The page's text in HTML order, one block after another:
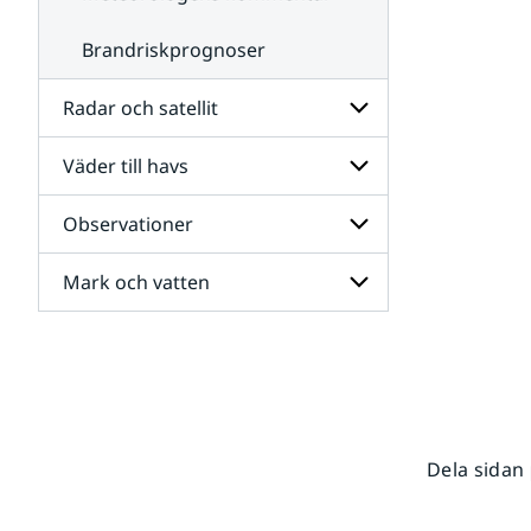
Brandriskprognoser
Radar och satellit
Undersidor
för
Radar
och
satellit
Väder till havs
Undersidor
för
Väder
till
havs
Observationer
Undersidor
för
Mark och vatten
Dela sidan